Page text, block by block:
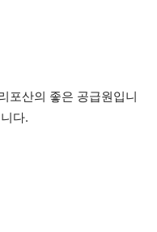
포산의 좋은 공급원입니
다.